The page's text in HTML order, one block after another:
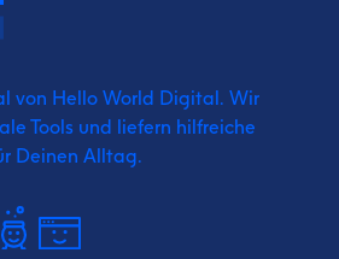
von Hello World Digital. Wir
Tools und liefern hilfreiche
Deinen Alltag.